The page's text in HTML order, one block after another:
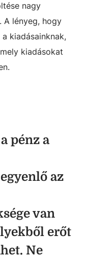
nagy
A lényeg, hogy
kiadásainknak,
kiadásokat
pénz a
az
van
erőt
Ne